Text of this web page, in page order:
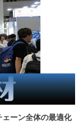
ェーン全体の最適化